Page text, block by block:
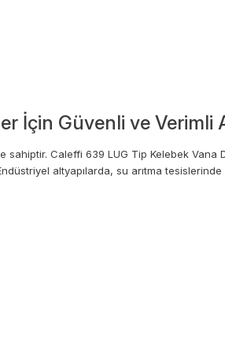
İçin Güvenli ve Verimli
sahiptir. Caleffi 639 LUG Tip Kelebek
altyapılarda, su arıtma